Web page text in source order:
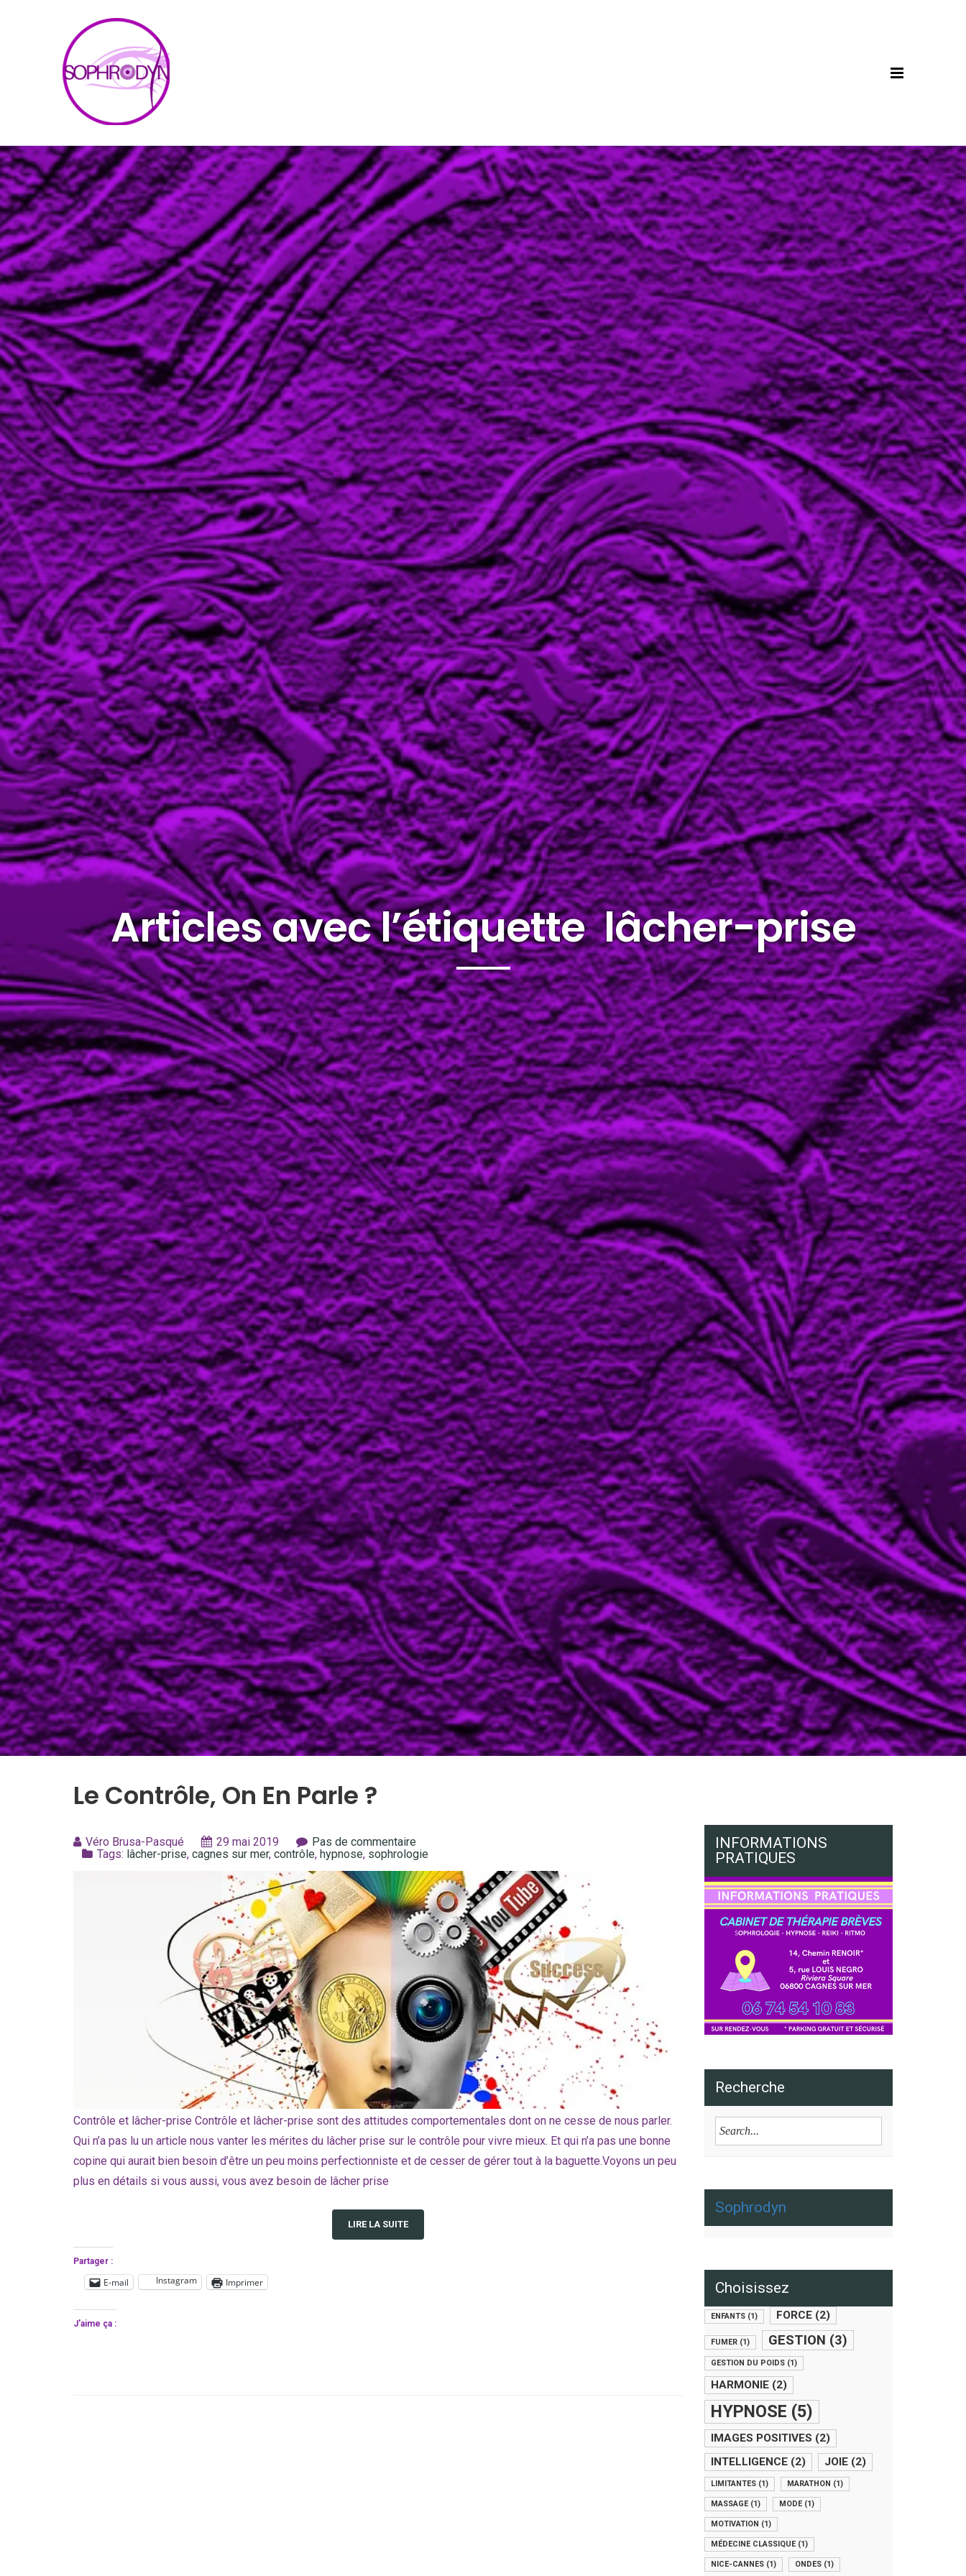
Articles avec l’étiquette lâcher-prise
Le Contrôle, On En Parle ?
Véro Brusa-Pasqué 29 mai 2019
Pas de commentaire
Tags: lâcher-prise, cagnes sur mer, contrôle, hypnose, sophrologie
Contrôle et lâcher-prise Contrôle et lâcher-prise sont des attitudes comportementales dont on ne cesse de nous parler.
Qui n’a pas lu un article nous vanter les mérites du lâcher prise sur le contrôle pour vivre mieux. Et qui n’a pas une bonne
copine qui aurait bien besoin d’être un peu moins perfectionniste et de cesser de gérer tout à la baguette.Voyons un peu
plus en détails si vous aussi, vous avez besoin de lâcher prise
LIRE LA SUITE
Partager :
E-mail Instagram Imprimer
J’aime ça :
INFORMATIONS
PRATIQUES
Recherche
Sophrodyn
Choisissez
ENFANTS(1) FORCE(2)
FUMER(1) GESTION (3)
GESTION DU POIDS(1)
HARMONIE(2)
HYPNOSE (5)
IMAGES POSITIVES (2)
INTELLIGENCE(2) JOIE(2)
LIMITANTES(1) MARATHON (1)
MASSAGE(1) MODE(1)
MOTIVATION (1)
MÉDECINE CLASSIQUE(1)
NICE-CANNES(1) ONDES(1)